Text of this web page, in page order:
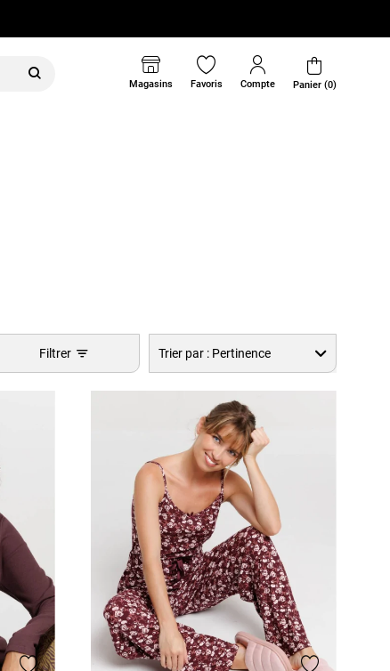
Magasins Favoris Compte Panier (0)
Filtrer Trier par :Pertinence